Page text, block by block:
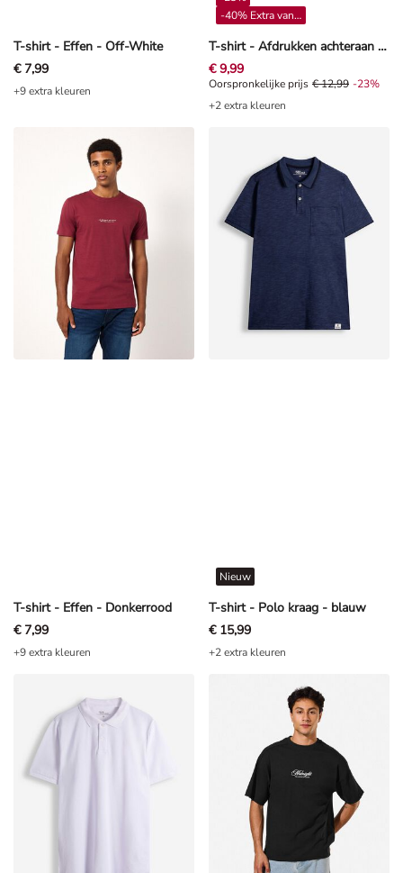
T-shirt - Effen - Off-White
€ 7,99
+9 extra kleuren
T-shirt - Afdrukken achteraan - Lichtblauw
-40% Extra vanaf 4**
€ 9,99
Oorspronkelijke prijs € 12,99,
Oorspronkelijke prijs € 12,99 -23%
+2 extra kleuren
T-shirt - Effen - Donkerrood
€ 7,99
+9 extra kleuren
T-shirt - Polo kraag - blauw
Nieuw
€ 15,99
+2 extra kleuren